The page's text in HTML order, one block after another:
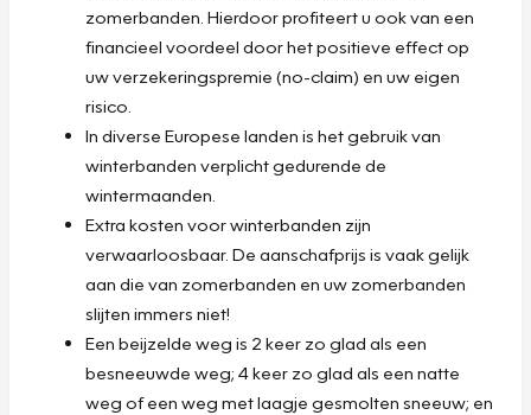
zomerbanden. Hierdoor profiteert u ook van een
financieel voordeel door het positieve effect op
uw verzekeringspremie (no-claim) en uw eigen
risico.
In diverse Europese landen is het gebruik van
winterbanden verplicht gedurende de
wintermaanden.
Extra kosten voor winterbanden zijn
verwaarloosbaar. De aanschafprijs is vaak gelijk
aan die van zomerbanden en uw zomerbanden
slijten immers niet!
Een beijzelde weg is 2 keer zo glad als een
besneeuwde weg; 4 keer zo glad als een natte
weg of een weg met laagje gesmolten sneeuw; en